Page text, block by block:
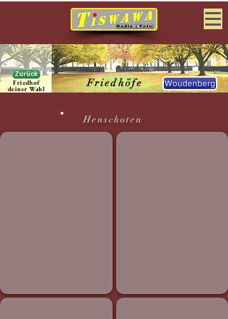
Zurück
Friedhof
deiner Wahl Friedhöfe Woudenberg
Henschoten
Woudenberg Woudenberg
Woudenberg Woudenberg